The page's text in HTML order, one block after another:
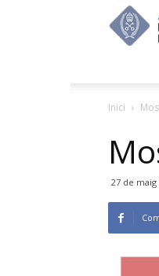
Inici
27 de maig